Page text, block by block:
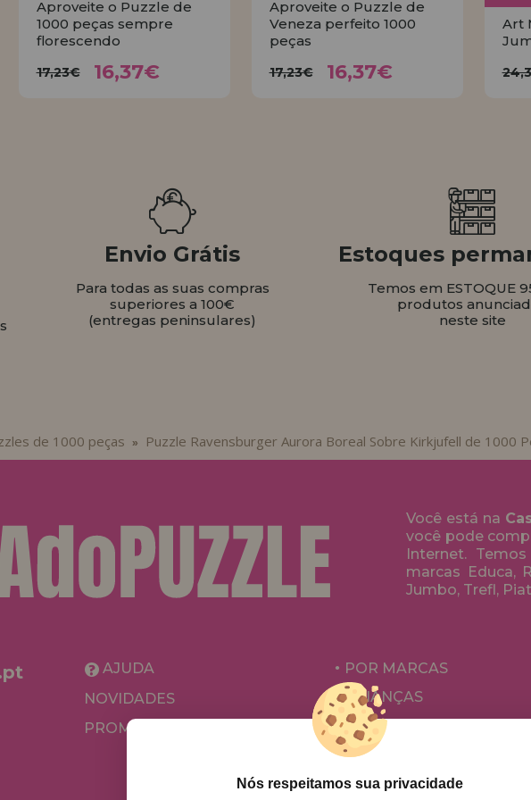
Aproveite o Puzzle de
1000 peças sempre
florescendo
17,23€ 16,37€
Aproveite o Puzzle de
Veneza perfeito 1000
peças
17,23€ 16,37€
Art
Envio Grátis
Para todas as suas compras
superiores a 100€
(entregas peninsulares)
Estoques
Temos em ESTOQUE
produtos
neste site
de 1000 peças » Puzzle Ravensburger Aurora Boreal Sobre Kirkjufell de 1000
Você está na
você pode
Internet.
marcas Educa,
Jumbo, Trefl,
AJUDA
NOVIDADES
PROMOÇÕES E OFERTAS
POR MARCAS
CRIANÇAS
PARA ADULTOS
POR AUTORES
ACESSÓRIOS
Nós respeitamos sua privacidade